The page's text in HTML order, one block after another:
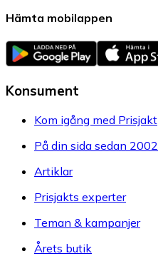
Hämta mobilappen
Konsument
Kom igång med Prisjakt
På din sida sedan 2002
Artiklar
Prisjakts experter
Teman & kampanjer
Årets butik